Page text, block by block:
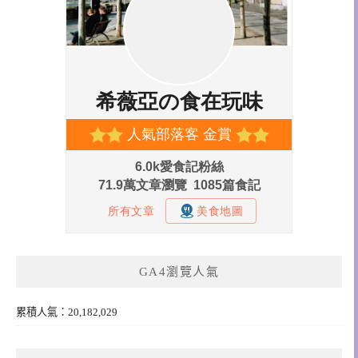
GA4瀏覽人氣
累積人氣：20,182,029